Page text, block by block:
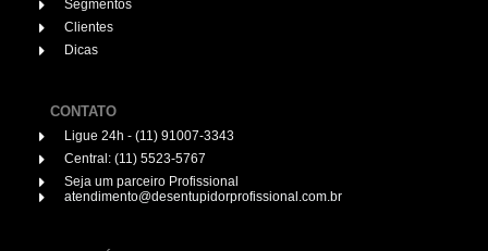
Segmentos
Clientes
Dicas
CONTATO
Ligue 24h - (11) 91007-3343
Central: (11) 5523-5767
Seja um parceiro Profissional
atendimento@desentupidorprofissional.com.br